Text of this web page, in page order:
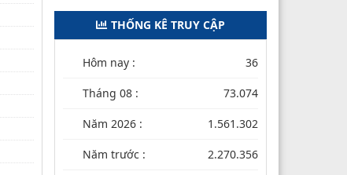
THỐNG KÊ TRUY CẬP
Hôm nay : 36
Tháng 08 : 73.074
Năm 2026 : 1.561.302
Năm trước : 2.270.356